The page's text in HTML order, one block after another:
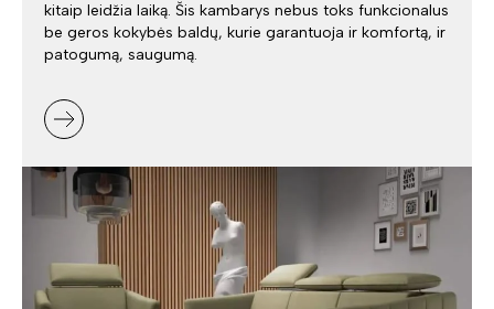
kitaip leidžia laiką. Šis kambarys nebus toks funkcionalus
be geros kokybės baldų, kurie garantuoja ir komfortą, ir
patogumą, saugumą.